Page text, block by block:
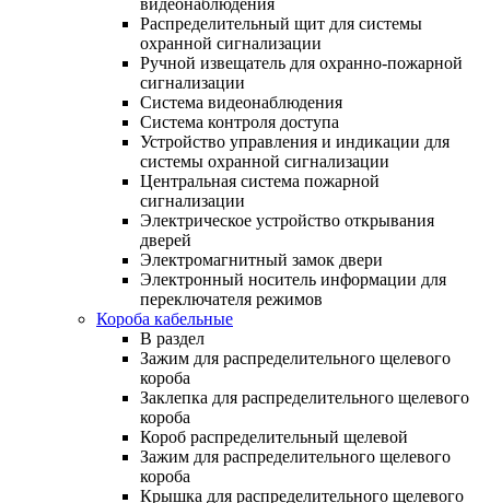
Распределительный щит для системы
охранной сигнализации
Ручной извещатель для охранно-пожарной
сигнализации
Система видеонаблюдения
Система контроля доступа
Устройство управления и индикации для
системы охранной сигнализации
Центральная система пожарной
сигнализации
Электрическое устройство открывания
дверей
Электромагнитный замок двери
Электронный носитель информации для
переключателя режимов
Короба кабельные
В раздел
Зажим для распределительного щелевого
короба
Заклепка для распределительного щелевого
короба
Короб распределительный щелевой
Зажим для распределительного щелевого
короба
Крышка для распределительного щелевого